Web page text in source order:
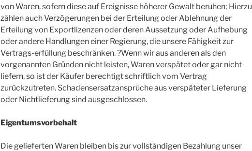
von Waren, sofern diese auf Ereignisse höherer Gewalt beruhen; Hierzu
zählen auch Verzögerungen bei der Erteilung oder Ablehnung der
Erteilung von Exportlizenzen oder deren Aussetzung oder Aufhebung
oder andere Handlungen einer Regierung, die unsere Fähigkeit zur
Vertrags-erfüllung beschränken. ?Wenn wir aus anderen als den
vorgenannten Gründen nicht leisten, Waren verspätet oder gar nicht
liefern, so ist der Käufer berechtigt schriftlich vom Vertrag
zurückzutreten. Schadensersatzansprüche aus verspäteter Lieferung
oder Nichtlieferung sind ausgeschlossen.
Eigentumsvorbehalt
Die gelieferten Waren bleiben bis zur vollständigen Bezahlung unser